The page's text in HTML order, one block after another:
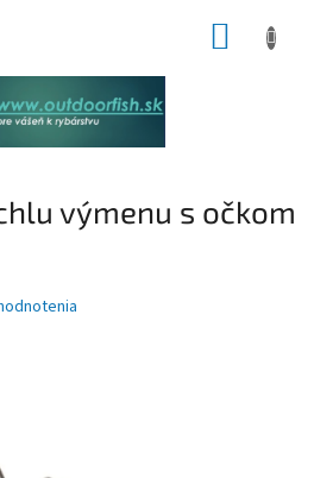
výmenu s očkom